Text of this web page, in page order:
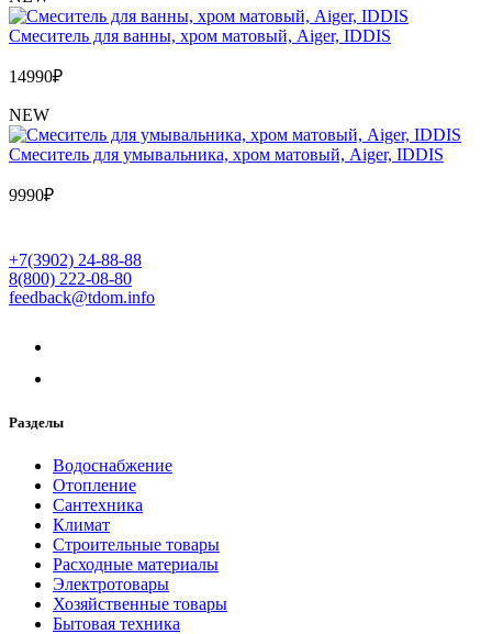
Cмеситель для ванны, хром матовый, Aiger, IDDIS
14990₽
NEW
Cмеситель для умывальника, хром матовый, Aiger, IDDIS
9990₽
+7(3902) 24-88-88
8(800) 222-08-80
feedback@tdom.info
Разделы
Водоснабжение
Отопление
Сантехника
Климат
Строительные товары
Расходные материалы
Электротовары
Хозяйственные товары
Бытовая техника